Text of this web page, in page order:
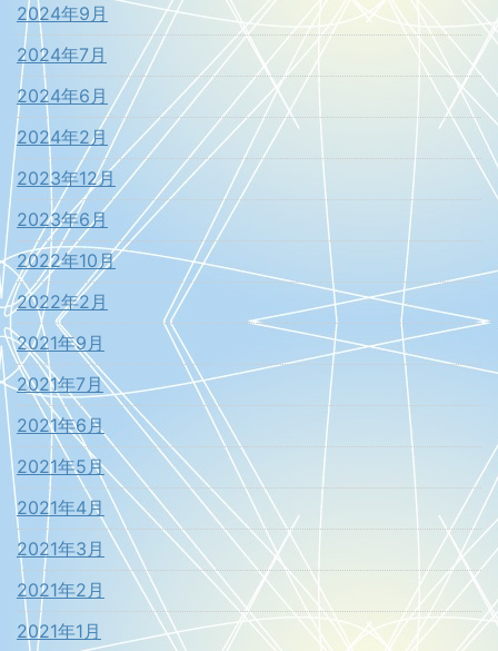
2024年9月
2024年7月
2024年6月
2024年2月
2023年12月
2023年6月
2022年10月
2022年2月
2021年9月
2021年7月
2021年6月
2021年5月
2021年4月
2021年3月
2021年2月
2021年1月